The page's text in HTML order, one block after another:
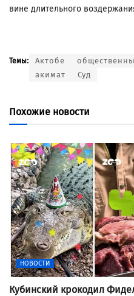
вине длительного
Темы: Актобе
акимат
Суд
Похожие новости
НОВОСТИ
Кубинский крокодил